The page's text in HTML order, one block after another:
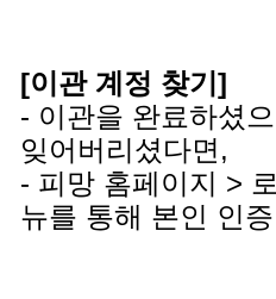
[이관 계정 찾기]
- 이관을 완료하셨
잊어버리셨다면,
- 피망 홈페이지 >
뉴를 통해 본인 인